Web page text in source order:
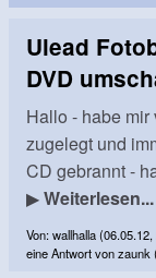
Ulead
DVD
Hallo - habe
zugelegt und
CD gebrannt -
▶Weiterlesen...
Von: wallhalla
eine Antwort von zaunk